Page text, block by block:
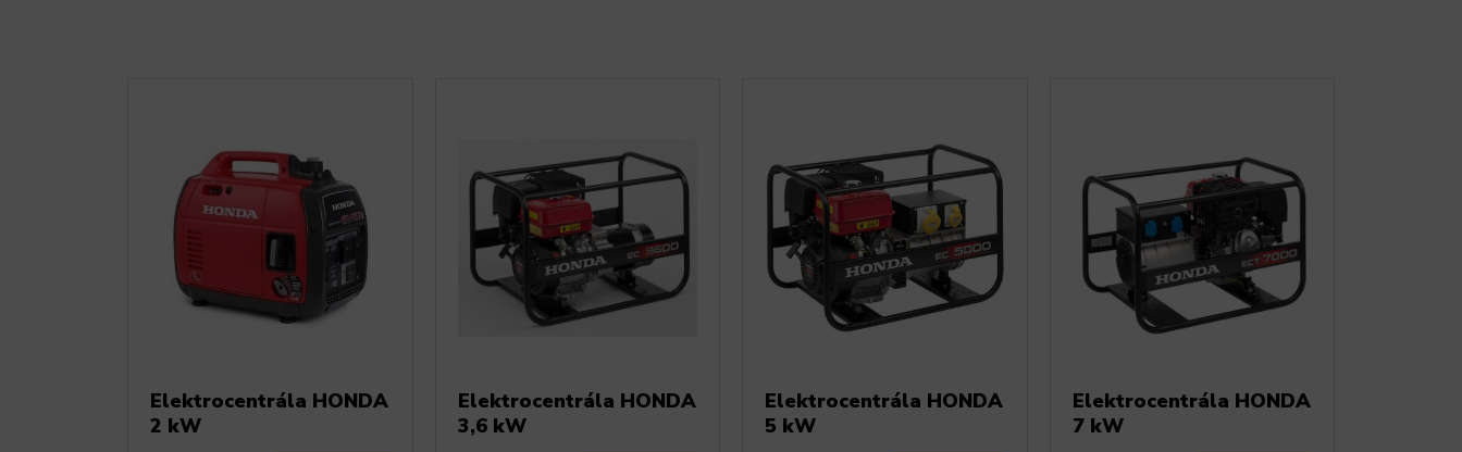
Elektrocentrála HONDA
2 kW
Elektrocentrála HONDA
3,6 kW
Elektrocentrála HONDA
5 kW
Elektrocentrála HONDA
7 kW